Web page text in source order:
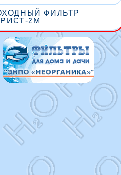
ФИЛЬТР
2М